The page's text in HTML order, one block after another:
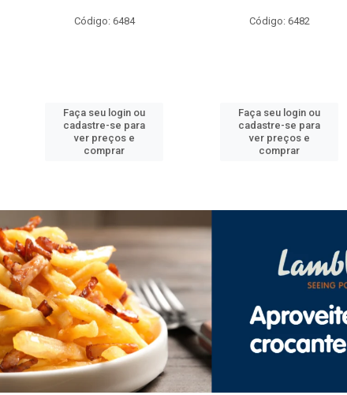
Código: 6484
Faça seu login ou
cadastre-se para
ver preços e
comprar
Código: 6482
Faça seu login ou
cadastre-se para
ver preços e
comprar